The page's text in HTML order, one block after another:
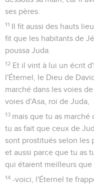
ses pères.
11 Il fit aussi des hauts
fit que les habitants de
poussa Juda.
12 Et il vint à lui un écrit
l'Éternel, le Dieu de
marché dans les voies
voies d'Asa, roi de Juda,
13 mais que tu as marché
tu as fait que ceux de
sont prostitués selon les
et aussi parce que tu as
qui étaient meilleurs que
14 -voici, l'Éternel te